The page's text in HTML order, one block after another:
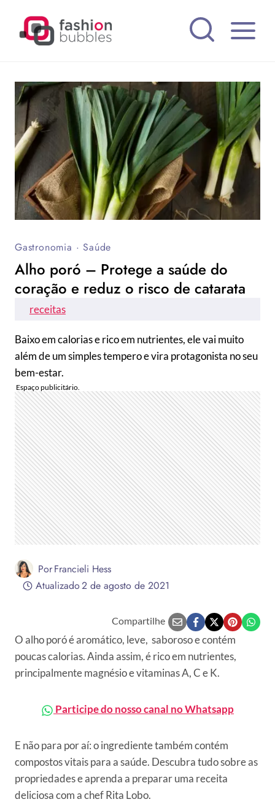
Gastronomia ·Saúde
Alho poró – Protege a saúde do
coração e reduz o risco de catarata
receitas
Baixo em calorias e rico em nutrientes, ele vai muito
além de um simples tempero e vira protagonista no seu
bem-estar.
PorFrancieli Hess
Atualizado2 de agosto de 2021
Compartilhe
O alho poró é aromático, leve, saboroso e contém
poucas calorias. Ainda assim, é rico em nutrientes,
principalmente magnésio e vitaminas A, C e K.
Participe do nosso canal no Whatsapp
E não para por aí: o ingrediente também contém
compostos vitais para a saúde. Descubra tudo sobre as
propriedades e aprenda a preparar uma receita
deliciosa com a chef Rita Lobo.